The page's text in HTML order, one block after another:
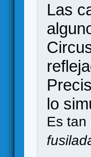
Las
lo
Es